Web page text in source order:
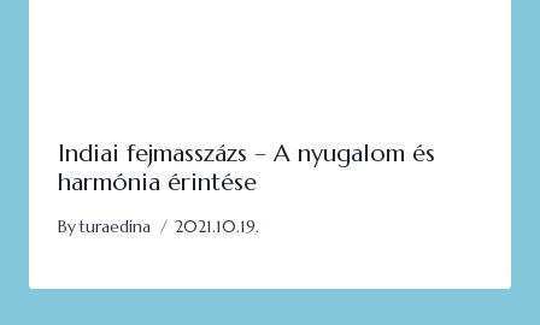
Indiai fejmasszázs – A nyugalom és
harmónia érintése
Byturaedina 2021.10.19.